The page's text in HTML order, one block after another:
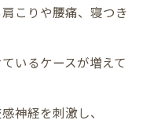
こりや腰痛、寝つき
いるケースが増えて
神経を刺激し、